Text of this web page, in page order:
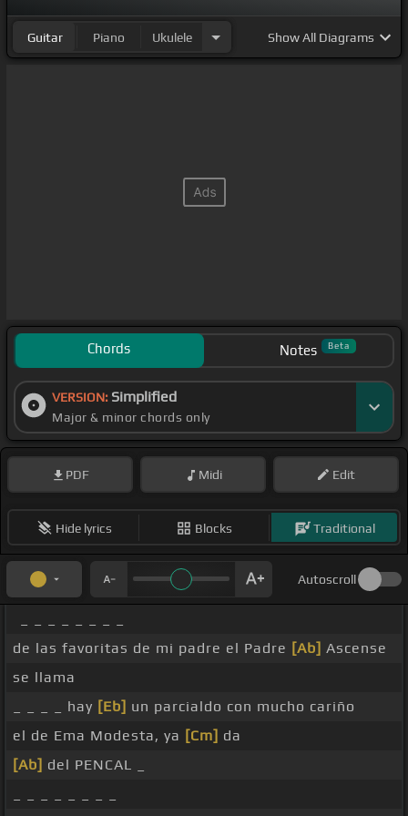
Guitar Piano Ukulele ShowAll Diagrams
Chords Notes Beta
VERSION: Simplified
Major & minor chords only
PDF Midi Edit
Hide lyrics Blocks Traditional
Autoscroll
de las favoritas de mi padre el Padre [Ab] Ascense
se llama
_ _ _ _ hay [Eb] un parcialdo con mucho cariño
el de Ema Modesta, ya [Cm] da
[Ab] del PENCAL _